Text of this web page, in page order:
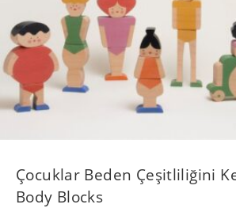
Çocuklar Beden Çeşitliliğini
Body Blocks